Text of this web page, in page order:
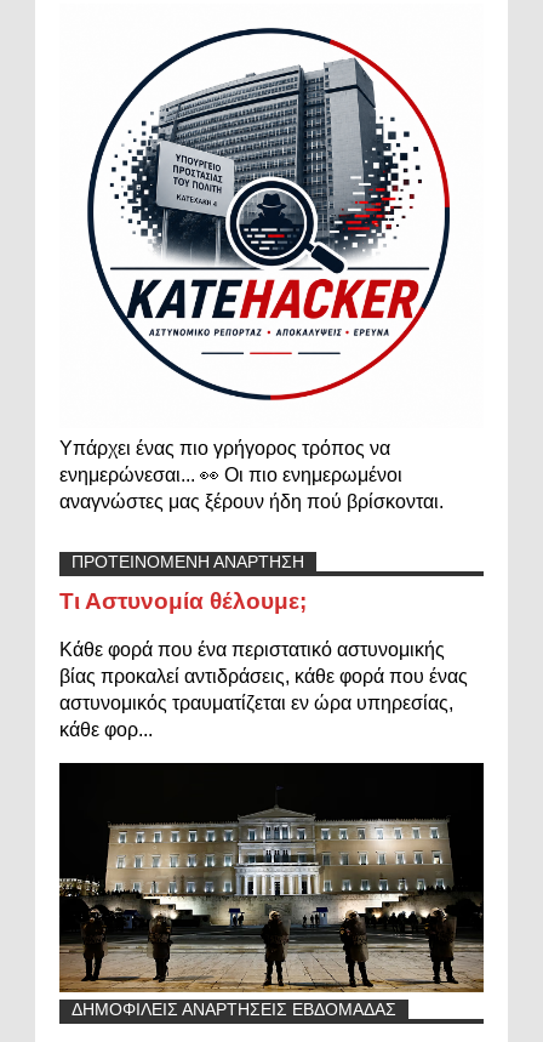
Υπάρχει ένας πιο γρήγορος τρόπος να
ενημερώνεσαι... 👀 Οι πιο ενημερωμένοι
αναγνώστες μας ξέρουν ήδη πού βρίσκονται.
ΠΡΟΤΕΙΝΟΜΕΝΗ ΑΝΑΡΤΗΣΗ
Τι Αστυνομία θέλουμε;
Κάθε φορά που ένα περιστατικό αστυνομικής
βίας προκαλεί αντιδράσεις, κάθε φορά που ένας
αστυνομικός τραυματίζεται εν ώρα υπηρεσίας,
κάθε φορ...
ΔΗΜΟΦΙΛΕΙΣ ΑΝΑΡΤΗΣΕΙΣ ΕΒΔΟΜΑΔΑΣ